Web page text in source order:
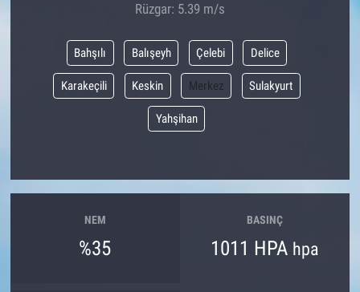
Rüzgar: 5.39 m/s
Bahşılı Balışeyh Çelebi Delice
Karakeçili Keskin Merkez Sulakyurt
Yahşihan
NEM
%35
BASINÇ
1011 HPA hpa